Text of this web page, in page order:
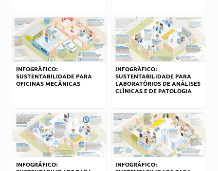
INFOGRÁFICO:
SUSTENTABILIDADE PARA
OFICINAS MECÂNICAS
INFOGRÁFICO:
SUSTENTABILIDADE PARA
LABORATÓRIOS DE ANÁLISES
CLÍNICAS E DE PATOLOGIA
INFOGRÁFICO:
INFOGRÁFICO: